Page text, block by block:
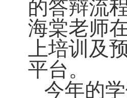
的答辩流
海棠老师
上培训及
平台。
今年的